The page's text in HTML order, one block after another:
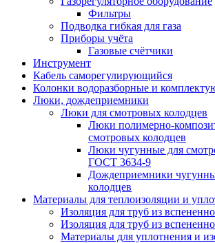
Фильтры
Подводка гибкая для газа
Приборы учёта
Газовые счётчики
Инструмент
Кабель саморегулирующийся
Колонки водоразборные и
Люки, дождеприемники
Люки для смотровых колодцев
Люки полимерно-
смотровых колодцев
Люки чугунные для
ГОСТ 3634-9
Дождеприемники
колодцев
Материалы для теплоизоляции и
Изоляция для труб из
Изоляция для труб из
Материалы для уплотнения и